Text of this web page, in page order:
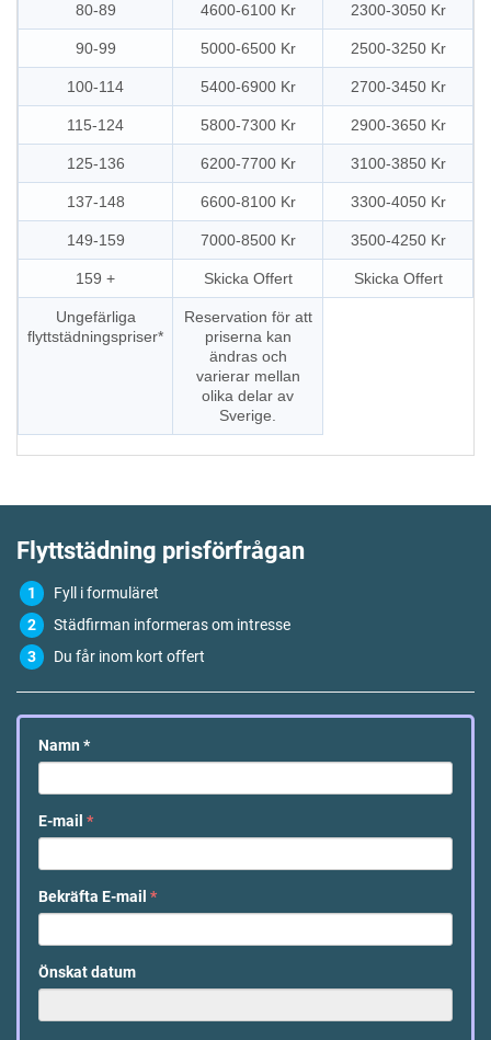
80-89 4600-6100 Kr 2300-3050 Kr
90-99 5000-6500 Kr 2500-3250 Kr
100-114 5400-6900 Kr 2700-3450 Kr
115-124 5800-7300 Kr 2900-3650 Kr
125-136 6200-7700 Kr 3100-3850 Kr
137-148 6600-8100 Kr 3300-4050 Kr
149-159 7000-8500 Kr 3500-4250 Kr
159 + Skicka Offert Skicka Offert
Ungefärliga
flyttstädningspriser*
Reservation för att
priserna kan
ändras och
varierar mellan
olika delar av
Sverige.
Flyttstädning prisförfrågan
Fyll i formuläret
Städfirman informeras om intresse
Du får inom kort offert
Namn *
E-mail *
Bekräfta E-mail *
Önskat datum